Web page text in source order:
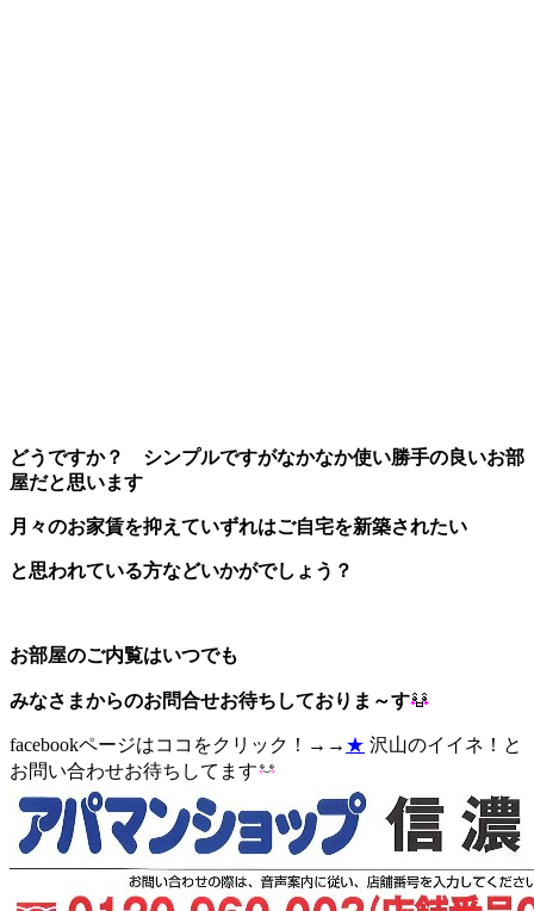
どうですか？ シンプルですがなかなか使い勝手の良いお部
屋だと思います
月々のお家賃を抑えていずれはご自宅を新築されたい
と思われている方などいかがでしょう？
お部屋のご内覧はいつでも
みなさまからのお問合せお待ちしておりま～す
facebookページはココをクリック！→→ ★ 沢山のイイネ！と
お問い合わせお待ちしてます